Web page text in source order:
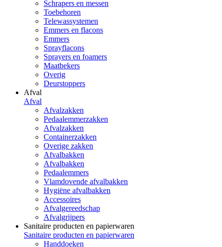
Schrapers en messen
Toebehoren
Telewassystemen
Emmers en flacons
Emmers
Sprayflacons
Sprayers en foamers
Maatbekers
Overig
Deurstoppers
Afval
Afval
Afvalzakken
Pedaalemmerzakken
Afvalzakken
Containerzakken
Overige zakken
Afvalbakken
Afvalbakken
Pedaalemmers
Vlamdovende afvalbakken
Hygiëne afvalbakken
Accessoires
Afvalgereedschap
Afvalgrijpers
Sanitaire producten en papierwaren
Sanitaire producten en papierwaren
Handdoeken